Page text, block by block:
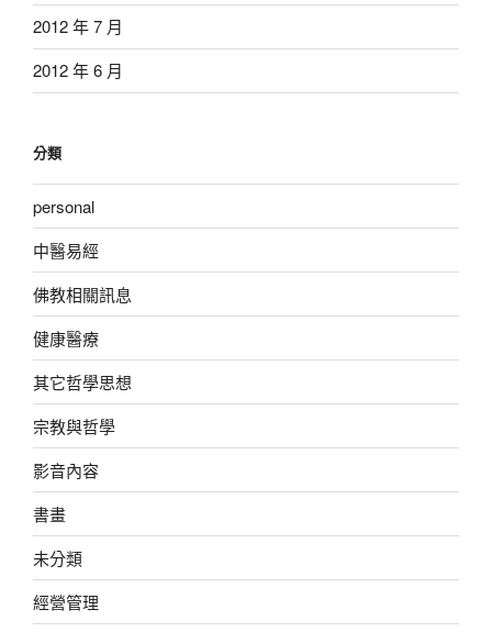
2012 年 7 月
2012 年 6 月
分類
personal
中醫易經
佛教相關訊息
健康醫療
其它哲學思想
宗教與哲學
影音內容
書畫
未分類
經營管理